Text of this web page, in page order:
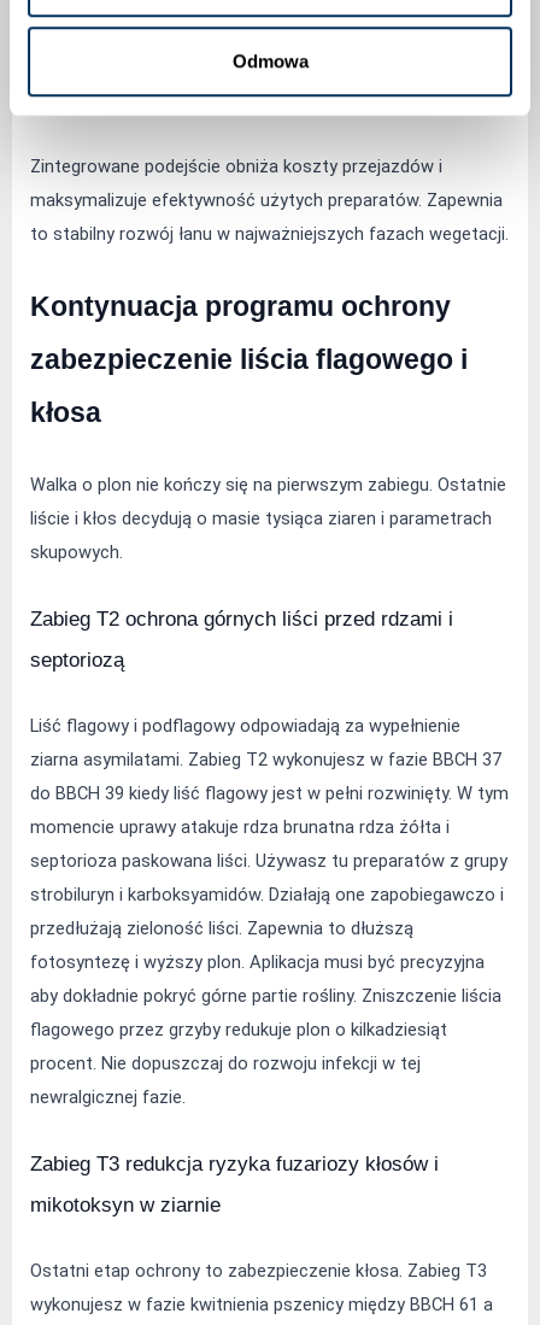
Odmowa
fitotoksyczność i zahamuje rozwój kłosa. Dostosuj dawkę
Zintegrowane podejście obniża koszty przejazdów i
maksymalizuje efektywność użytych preparatów. Zapewnia
to stabilny rozwój łanu w najważniejszych fazach wegetacji.
Kontynuacja programu ochrony
zabezpieczenie liścia flagowego i
kłosa
Walka o plon nie kończy się na pierwszym zabiegu. Ostatnie
liście i kłos decydują o masie tysiąca ziaren i parametrach
skupowych.
Zabieg T2 ochrona górnych liści przed rdzami i
septoriozą
Liść flagowy i podflagowy odpowiadają za wypełnienie
ziarna asymilatami. Zabieg T2 wykonujesz w fazie BBCH 37
do BBCH 39 kiedy liść flagowy jest w pełni rozwinięty. W tym
momencie uprawy atakuje rdza brunatna rdza żółta i
septorioza paskowana liści. Używasz tu preparatów z grupy
strobiluryn i karboksyamidów. Działają one zapobiegawczo i
przedłużają zieloność liści. Zapewnia to dłuższą
fotosyntezę i wyższy plon. Aplikacja musi być precyzyjna
aby dokładnie pokryć górne partie rośliny. Zniszczenie liścia
flagowego przez grzyby redukuje plon o kilkadziesiąt
procent. Nie dopuszczaj do rozwoju infekcji w tej
newralgicznej fazie.
Zabieg T3 redukcja ryzyka fuzariozy kłosów i
mikotoksyn w ziarnie
Ostatni etap ochrony to zabezpieczenie kłosa. Zabieg T3
wykonujesz w fazie kwitnienia pszenicy między BBCH 61 a